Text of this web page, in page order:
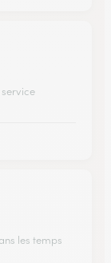
les temps